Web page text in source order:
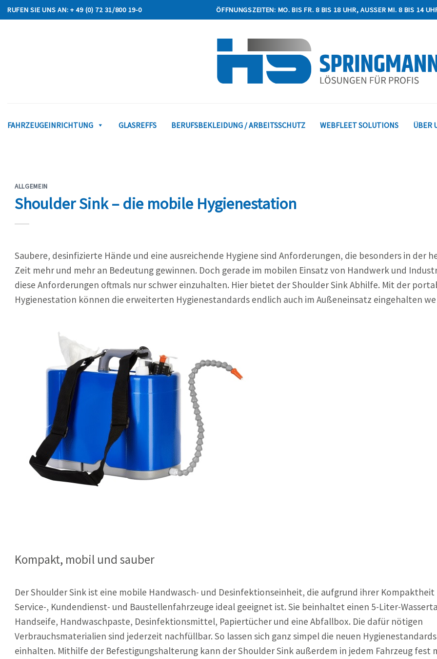
Skip
to
RUFEN SIE UNS AN: + 49 (0) 72 31/800 19-0 ÖFFNUNGSZEITEN: MO. BIS FR. 8 BIS 18 UHR, AUSSER MI. 8 BIS 14 UHR
FAHRZEUGEINRICHTUNG GLASREFFS BERUFSBEKLEIDUNG / ARBEITSSCHUTZ WEBFLEET SOLUTIONS ÜBER
ALLGEMEIN
Shoulder Sink – die mobile Hygienestation
Saubere, desinfizierte Hände und eine ausreichende Hygiene sind Anforderungen, die besonders in der
Zeit mehr und mehr an Bedeutung gewinnen. Doch gerade im mobilen Einsatz von Handwerk und
diese Anforderungen oftmals nur schwer einzuhalten. Hier bietet der Shoulder Sink Abhilfe. Mit der
Hygienestation können die erweiterten Hygienestandards endlich auch im Außeneinsatz eingehalten
Kompakt, mobil und sauber
Der Shoulder Sink ist eine mobile Handwasch- und Desinfektionseinheit, die aufgrund ihrer
Service-, Kundendienst- und Baustellenfahrzeuge ideal geeignet ist. Sie beinhaltet einen 5-Liter-
Handseife, Handwaschpaste, Desinfektionsmittel, Papiertücher und eine Abfallbox. Die dafür nötigen
Verbrauchsmaterialien sind jederzeit nachfüllbar. So lassen sich ganz simpel die neuen Hygienestandards
einhalten. Mithilfe der Befestigungshalterung kann der Shoulder Sink außerdem in jedem Fahrzeug fest